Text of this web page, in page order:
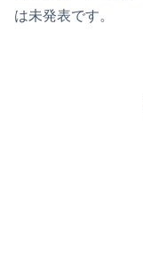
は未発表です。